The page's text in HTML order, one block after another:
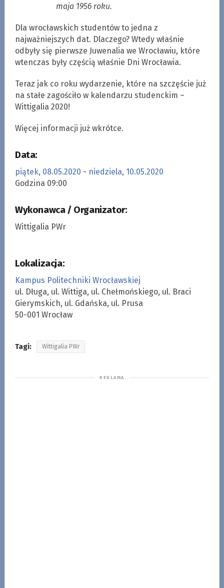
maja 1956 roku.
Dla wrocławskich studentów to jedna z
najważniejszych dat. Dlaczego? Wtedy właśnie
odbyły się pierwsze Juwenalia we Wrocławiu, które
wtenczas były częścią właśnie Dni Wrocławia.
Teraz jak co roku wydarzenie, które na szczęście już
na stałe zagościło w kalendarzu studenckim –
Wittigalia 2020!
Więcej informacji już wkrótce.
Data:
piątek, 08.05.2020 - niedziela, 10.05.2020
Godzina 09:00
Wykonawca / Organizator:
Wittigalia PWr
Lokalizacja:
Kampus Politechniki Wrocławskiej
ul. Długa, ul. Wittiga, ul. Chełmońskiego, ul. Braci
Gierymskich, ul. Gdańska, ul. Prusa
50-001 Wrocław
Tagi: Wittigalia PWr